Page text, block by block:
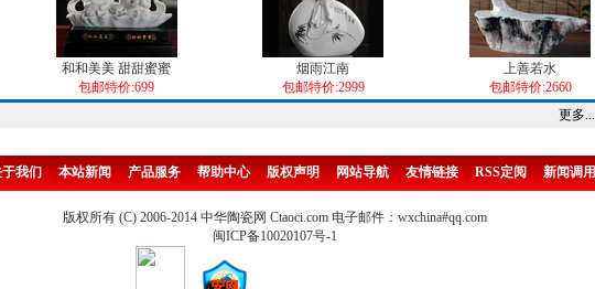
和和美美 甜甜蜜蜜
包邮特价:699
烟雨江南
包邮特价:2999
上善若水
包邮特价:2660
更多...
我们 本站新闻 产品服务 帮助中心 版权声明 网站导航 友情链接 RSS定阅 新闻调用
版权所有 (C) 2006-2014 中华陶瓷网 Ctaoci.com 电子邮件：wxchina#qq.com
闽ICP备10020107号-1